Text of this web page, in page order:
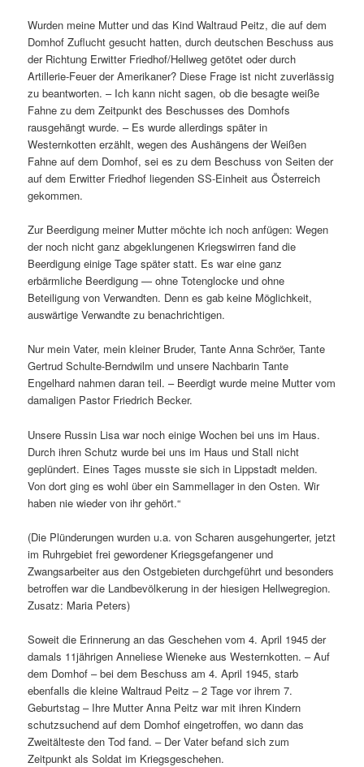
Wurden meine Mutter und das Kind Waltraud Peitz, die auf dem
Domhof Zuflucht gesucht hatten, durch deutschen Beschuss aus
der Richtung Erwitter Friedhof/Hellweg getötet oder durch
Artillerie-Feuer der Amerikaner? Diese Frage ist nicht zuverlässig
zu beantworten. – Ich kann nicht sagen, ob die besagte weiße
Fahne zu dem Zeitpunkt des Beschusses des Domhofs
rausgehängt wurde. – Es wurde allerdings später in
Westernkotten erzählt, wegen des Aushängens der Weißen
Fahne auf dem Domhof, sei es zu dem Beschuss von Seiten der
auf dem Erwitter Friedhof liegenden SS-Einheit aus Österreich
gekommen.
Zur Beerdigung meiner Mutter möchte ich noch anfügen: Wegen
der noch nicht ganz abgeklungenen Kriegswirren fand die
Beerdigung einige Tage später statt. Es war eine ganz
erbärmliche Beerdigung — ohne Totenglocke und ohne
Beteiligung von Verwandten. Denn es gab keine Möglichkeit,
auswärtige Verwandte zu benachrichtigen.
Nur mein Vater, mein kleiner Bruder, Tante Anna Schröer, Tante
Gertrud Schulte-Berndwilm und unsere Nachbarin Tante
Engelhard nahmen daran teil. – Beerdigt wurde meine Mutter vom
damaligen Pastor Friedrich Becker.
Unsere Russin Lisa war noch einige Wochen bei uns im Haus.
Durch ihren Schutz wurde bei uns im Haus und Stall nicht
geplündert. Eines Tages musste sie sich in Lippstadt melden.
Von dort ging es wohl über ein Sammellager in den Osten. Wir
haben nie wieder von ihr gehört.“
(Die Plünderungen wurden u.a. von Scharen ausgehungerter, jetzt
im Ruhrgebiet frei gewordener Kriegsgefangener und
Zwangsarbeiter aus den Ostgebieten durchgeführt und besonders
betroffen war die Landbevölkerung in der hiesigen Hellwegregion.
Zusatz: Maria Peters)
Soweit die Erinnerung an das Geschehen vom 4. April 1945 der
damals 11jährigen Anneliese Wieneke aus Westernkotten. – Auf
dem Domhof – bei dem Beschuss am 4. April 1945, starb
ebenfalls die kleine Waltraud Peitz – 2 Tage vor ihrem 7.
Geburtstag – Ihre Mutter Anna Peitz war mit ihren Kindern
schutzsuchend auf dem Domhof eingetroffen, wo dann das
Zweitälteste den Tod fand. – Der Vater befand sich zum
Zeitpunkt als Soldat im Kriegsgeschehen.